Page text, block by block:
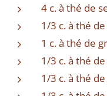
4 c. à thé de
1/3 c. à thé
1 c. à thé de
1/3 c. à thé
1/3 c. à thé